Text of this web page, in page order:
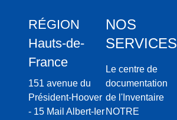
RÉGION
Hauts-de-
France
151 avenue du
Président-Hoover
- 15 Mail Albert-Ier
NOS
SERVICES
Le centre de
documentation
de l'Inventaire
NOTRE